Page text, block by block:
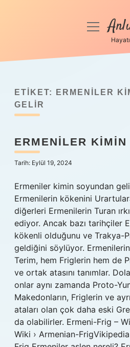
Anasayfa
Yasal Uyarı
menüyü
ETIKET:
ERMENILER
GELIR
ERMENILER KIMIN
Tarih: Eylül 19, 2024
Ermeniler kimin soyundan
Ermenilerin kökenini
diğerleri Ermenilerin Turan
ediyor. Ancak bazı tarihçiler
kökenli olduğunu ve Trakya-
geldiğini söylüyor.
Terim, hem Friglerin hem de
ve ortak atasını tanımlar.
onlar aynı zamanda Proto-
Makedonların, Friglerin ve
ataları olan çok daha eski
da olabilirler. Ermeni-Frig –
Wiki › Armenian-